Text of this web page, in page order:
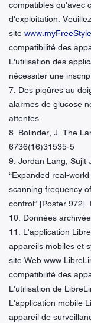
compatibles qu'avec
d'exploitation.
site
compatibilité des
L'utilisation des
nécessiter une
7. Des piqûres au
alarmes de glucose
attentes.
8. Bolinder, J. The
6736(16)31535-5
9. Jordan Lang, Sujit
“Expanded real-
scanning frequency
control” [Poster 972].
10. Données
11. L'application
appareils mobiles et
site Web
compatibilité des
L'utilisation de
L'application mobile
appareil de